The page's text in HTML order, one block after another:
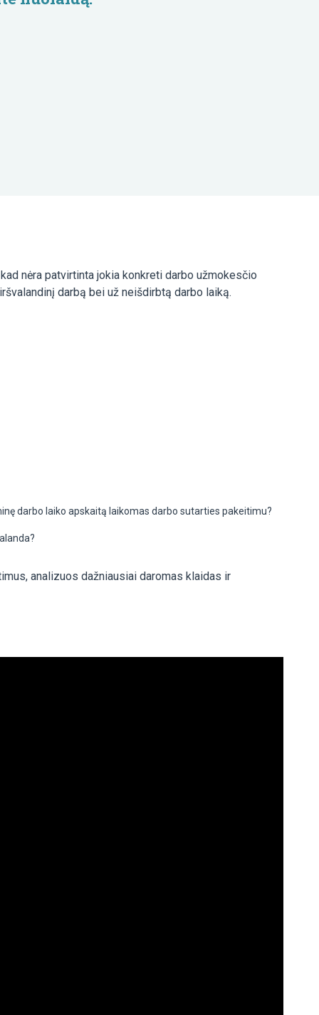
nėra patvirtinta jokia konkreti darbo užmokesčio
darbą bei už neišdirbtą darbo laiką.
darbo laiko apskaitą laikomas darbo sutarties pakeitimu?
analizuos dažniausiai daromas klaidas ir